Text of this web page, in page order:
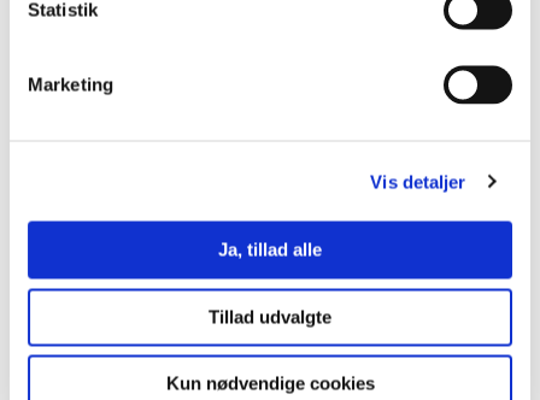
Statistik
Marketing
Vis detaljer
Ja, tillad alle
Tillad udvalgte
Kun nødvendige cookies
mulighed for bestemme
ved ikke at registrere
den samme besøgende
flere gange.
1 år
Erhvervsaka
demi og
Tildeler den
besøgende et ID. Dette
giver hjemmesiden